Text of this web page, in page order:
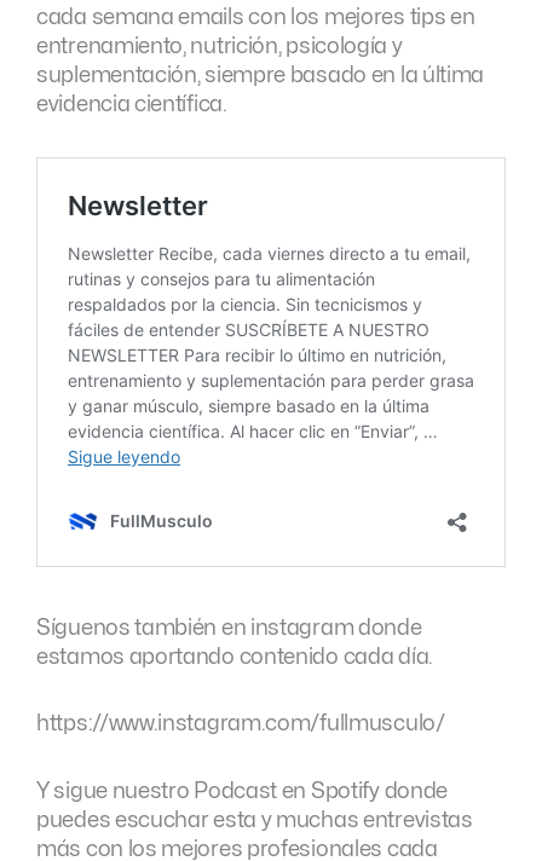
cada semana emails con los mejores tips en
entrenamiento, nutrición, psicología y
suplementación, siempre basado en la última
evidencia científica.
Síguenos también en instagram donde
estamos aportando contenido cada día.
https://www.instagram.com/fullmusculo/
Y sigue nuestro Podcast en Spotify donde
puedes escuchar esta y muchas entrevistas
más con los mejores profesionales cada